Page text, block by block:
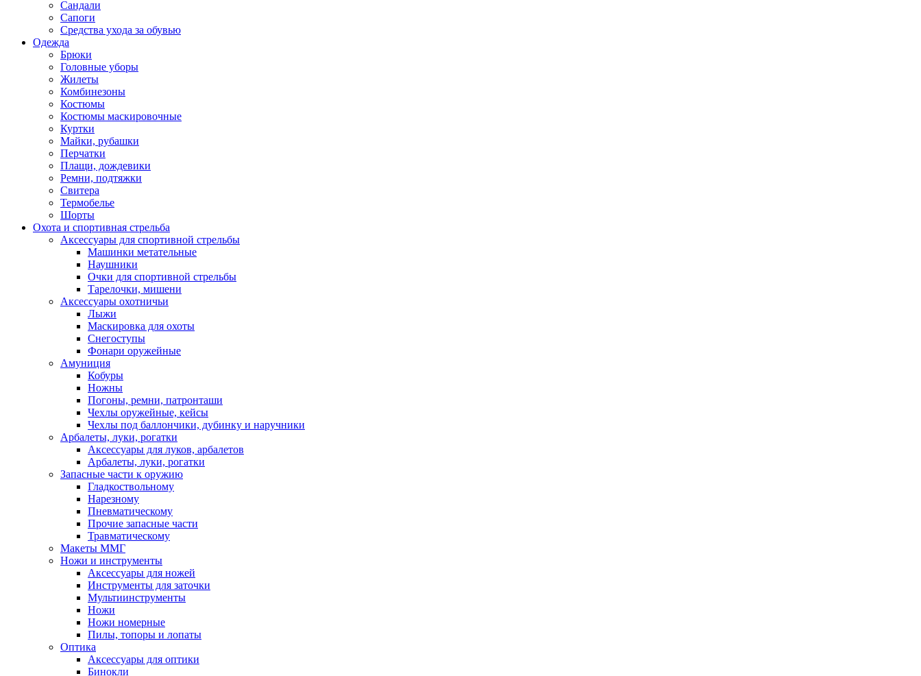
Сандали
Сапоги
Средства ухода за обувью
Одежда
Брюки
Головные уборы
Жилеты
Комбинезоны
Костюмы
Костюмы маскировочные
Куртки
Майки, рубашки
Перчатки
Плащи, дождевики
Ремни, подтяжки
Свитера
Термобелье
Шорты
Охота и спортивная стрельба
Аксессуары для спортивной стрельбы
Машинки метательные
Наушники
Очки для спортивной стрельбы
Тарелочки, мишени
Аксессуары охотничьи
Лыжи
Маскировка для охоты
Снегоступы
Фонари оружейные
Амуниция
Кобуры
Ножны
Погоны, ремни, патронташи
Чехлы оружейные, кейсы
Чехлы под баллончики, дубинку и наручники
Арбалеты, луки, рогатки
Аксессуары для луков, арбалетов
Арбалеты, луки, рогатки
Запасные части к оружию
Гладкоствольному
Нарезному
Пневматическому
Прочие запасные части
Травматическому
Макеты ММГ
Ножи и инструменты
Аксессуары для ножей
Инструменты для заточки
Мультиинструменты
Ножи
Ножи номерные
Пилы, топоры и лопаты
Оптика
Аксессуары для оптики
Бинокли